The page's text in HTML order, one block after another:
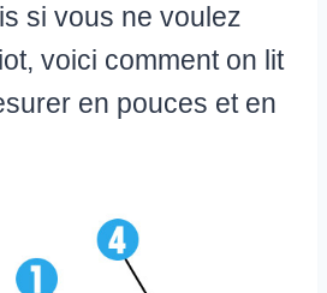
si vous ne voulez
voici comment on lit
en pouces et en